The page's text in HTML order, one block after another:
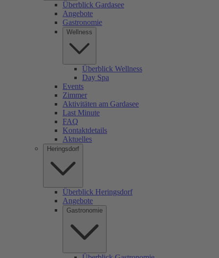
Überblick Gardasee
Angebote
Gastronomie
Wellness
Überblick Wellness
Day Spa
Events
Zimmer
Aktivitäten am Gardasee
Last Minute
FAQ
Kontaktdetails
Aktuelles
Heringsdorf
Überblick Heringsdorf
Angebote
Gastronomie